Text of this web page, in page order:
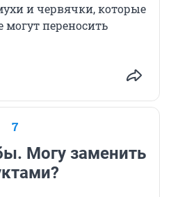
и червячки, которые
могут переносить
7
Могу заменить